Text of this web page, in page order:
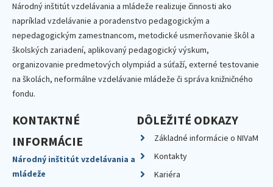
Národný inštitút vzdelávania a mládeže realizuje činnosti ako
napríklad vzdelávanie a poradenstvo pedagogickým a
nepedagogickým zamestnancom, metodické usmerňovanie škôl a
školských zariadení, aplikovaný pedagogický výskum,
organizovanie predmetových olympiád a súťaží, externé testovanie
na školách, neformálne vzdelávanie mládeže či správa knižničného
fondu.
KONTAKTNÉ
INFORMÁCIE
Národný inštitút vzdelávania a
mládeže
DÔLEŽITÉ ODKAZY
Základné informácie o NIVaM
Kontakty
Kariéra